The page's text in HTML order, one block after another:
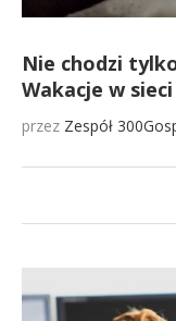
Nie chodzi
Wakacje w
przez Zespół